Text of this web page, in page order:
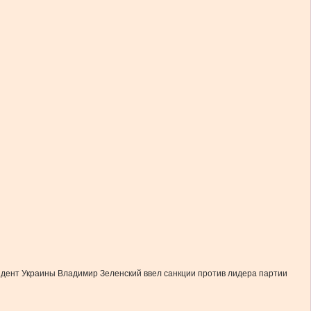
Украины Владимир Зеленский ввел санкции против лидера партии